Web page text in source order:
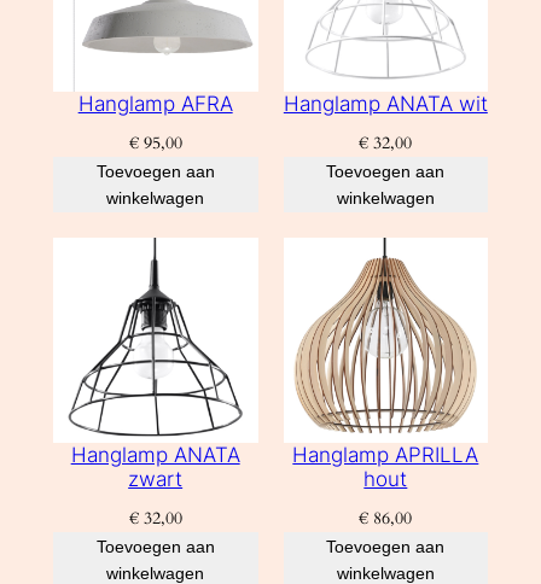
Hanglamp AFRA
€95,00
Toevoegen aan
winkelwagen
Hanglamp ANATA wit
€ 32,00
Toevoegen aan
winkelwagen
Hanglamp ANATA
zwart
€32,00
Toevoegen aan
winkelwagen
Hanglamp APRILLA
hout
€ 86,00
Toevoegen aan
winkelwagen